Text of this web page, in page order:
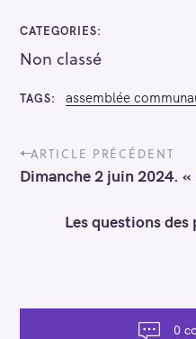
CATEGORIES
Non classé
TAGS assemblée
P
o
s
a
ARTICLE PRÉCÉDENT
Dimanche 2 juin 2024.
Les questions
0
e
h
e
h
e